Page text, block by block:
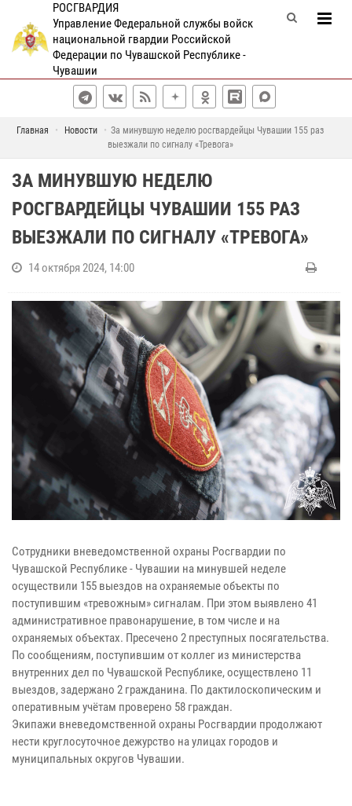
РОСГВАРДИЯ
Управление Федеральной службы войск
национальной гвардии Российской
Федерации по Чувашской Республике -
Чувашии
Главная Новости
За минувшую неделю росгвардейцы Чувашии 155 раз
выезжали по сигналу «Тревога»
ЗА МИНУВШУЮ НЕДЕЛЮ
РОСГВАРДЕЙЦЫ ЧУВАШИИ 155 РАЗ
ВЫЕЗЖАЛИ ПО СИГНАЛУ «ТРЕВОГА»
14 октября 2024, 14:00
Сотрудники вневедомственной охраны Росгвардии по
Чувашской Республике - Чувашии на минувшей неделе
осуществили 155 выездов на охраняемые объекты по
поступившим «тревожным» сигналам. При этом выявлено 41
административное правонарушение, в том числе и на
охраняемых объектах. Пресечено 2 преступных посягательства.
По сообщениям, поступившим от коллег из министерства
внутренних дел по Чувашской Республике, осуществлено 11
выездов, задержано 2 гражданина. По дактилоскопическим и
оперативным учётам проверено 58 граждан.
Экипажи вневедомственной охраны Росгвардии продолжают
нести круглосуточное дежурство на улицах городов и
муниципальных округов Чувашии.